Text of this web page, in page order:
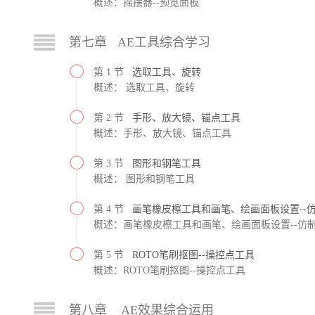
概述：摇摆器--预览面板
第七章 AE工具综合学习
第 1 节 选取工具、旋转
概述： 选取工具、旋转
第 2 节 手形、放大镜、锚点工具
概述：手形、放大镜、锚点工具
第 3 节
图形和钢笔工具
概述： 图形和钢笔工具
第 4 节 画笔橡皮檫工具和画笔、绘画面板设置--
概述：画笔橡皮檫工具和画笔、绘画面板设置--仿
第 5 节 ROTO笔刷抠图--操控点工具
概述：ROTO笔刷抠图--操控点工具
第八章 AE效果综合运用